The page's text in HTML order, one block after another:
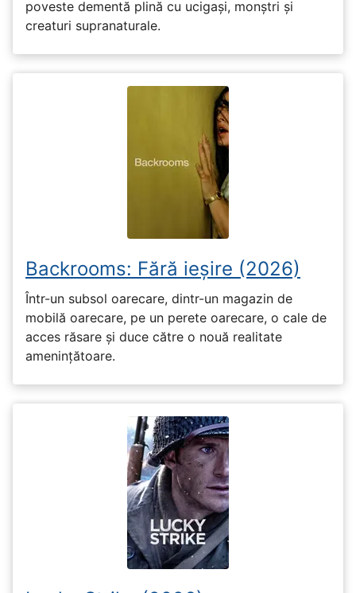
poveste dementă plină cu ucigași, monștri și
creaturi supranaturale.
Backrooms: Fără ieșire (2026)
Într-un subsol oarecare, dintr-un magazin de
mobilă oarecare, pe un perete oarecare, o cale de
acces răsare și duce către o nouă realitate
amenințătoare.